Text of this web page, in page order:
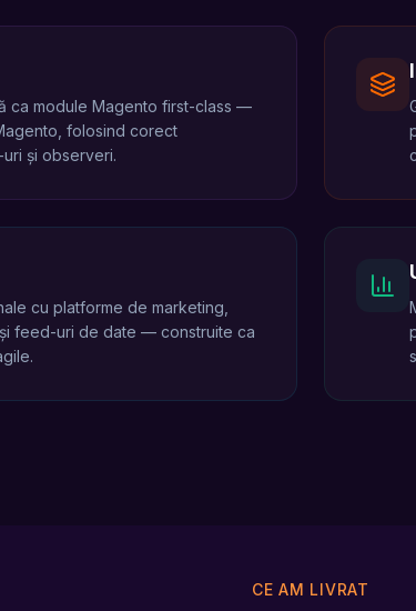
ca module Magento first-class —
folosind corect
și observeri.
cu platforme de marketing,
feed-uri de date — construite ca
CE AM LIVRAT